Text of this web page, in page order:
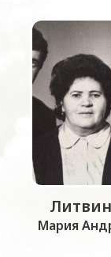
Мария